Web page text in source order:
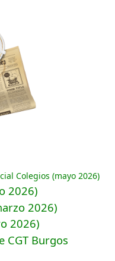
Colegios (mayo 2026)
2026)
2026)
2026)
CGT Burgos